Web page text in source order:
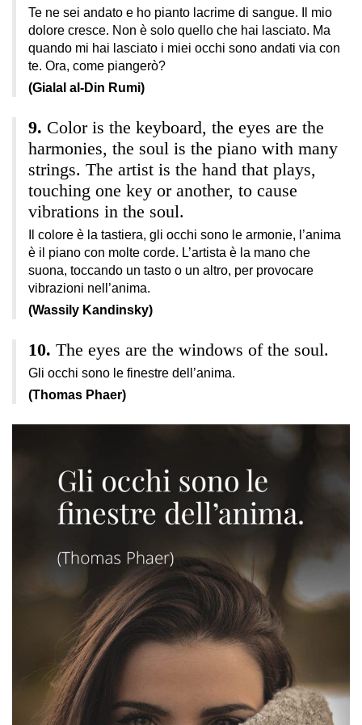
Te ne sei andato e ho pianto lacrime di sangue. Il mio
dolore cresce. Non è solo quello che hai lasciato. Ma
quando mi hai lasciato i miei occhi sono andati via con
te. Ora, come piangerò?
(Gialal al-Din Rumi)
Color is the keyboard, the eyes are the
harmonies, the soul is the piano with many
strings. The artist is the hand that plays,
touching one key or another, to cause
vibrations in the soul.
Il colore è la tastiera, gli occhi sono le armonie, l’anima
è il piano con molte corde. L’artista è la mano che
suona, toccando un tasto o un altro, per provocare
vibrazioni nell’anima.
(Wassily Kandinsky)
The eyes are the windows of the soul.
Gli occhi sono le finestre dell’anima.
(Thomas Phaer)